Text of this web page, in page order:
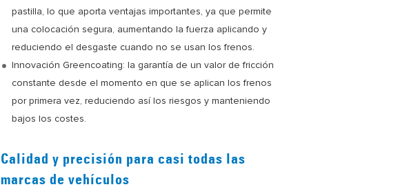
pastilla, lo que aporta ventajas importantes, ya que permite
una colocación segura, aumentando la fuerza aplicando y
reduciendo el desgaste cuando no se usan los frenos.
Innovación Greencoating: la garantía de un valor de fricción
constante desde el momento en que se aplican los frenos
por primera vez, reduciendo así los riesgos y manteniendo
bajos los costes.
Calidad y precisión para casi todas las
marcas de vehículos